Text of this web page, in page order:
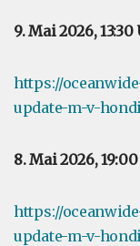
9. Mai 2026,
https://
update-m-v-
8. Mai 2026,
https://
update-m-v-